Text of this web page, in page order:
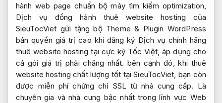
hành web page chuẩn bộ máy tìm kiếm optimization,
Dịch vụ đồng hành thuê website hosting của
SieuTocViet gửi tặng bộ Theme & Plugin WordPress
bản quyền giá trị cao khi đăng ký Dịch vụ chính hãng
thuê website hosting tại cực kỳ Tốc Việt, áp dụng cho
cả gói giá trị phải chăng nhất. bên cạnh đó, khi thuê
website hosting chất lượng tốt tại SieuTocViet, bạn còn
được miễn phí chứng chỉ SSL từ nhà cung cấp. Là
chuyên gia và nhà cung bậc nhất trong lĩnh vực Web